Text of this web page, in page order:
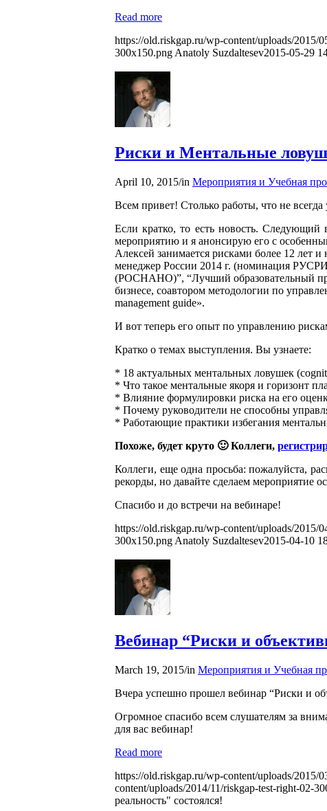
Read more
https://old.riskgap.ru/wp-content/uploads/2015/
300x150.png Anatoly Suzdaltesev2015-05-29
Риски и Ментальные
April 10, 2015/in Мероприятия и Учебная
Всем привет! Столько работы, что не
Если кратко, то есть новость.
мероприятию и я анонсирую его с
Алексей занимается рисками более 12 лет
менеджер России 2014 г. (номинация
(РОСНАНО)”, “Лучший образовательный
бизнесе, соавтором методологии по
management guide».
И вот теперь его опыт по управлению
Кратко о темах выступления. Вы узнаете:
* 18 актуальных ментальных ловушек
* Что такое ментальные якоря и горизонт
* Влияние формулировки риска на его
* Почему руководители не способны
* Работающие практики избегания
Похоже, будет круто 🙂 Коллеги,
Коллеги, еще одна просьба: пожалуйста,
рекорды, но давайте сделаем мероприятие
Спасибо и до встречи на вебинаре!
https://old.riskgap.ru/wp-content/uploads/2015/
300x150.png Anatoly Suzdaltesev2015-04-10
Вебинар “Риски и
March 19, 2015/in Мероприятия и Учебная
Вчера успешно прошел вебинар “Риски и
Огромное спасибо всем слушателям за
для вас вебинар!
Read more
https://old.riskgap.ru/wp-content/uploads/2015/
content/uploads/2014/11/riskgap-test-right-02-
реальность" состоялся!